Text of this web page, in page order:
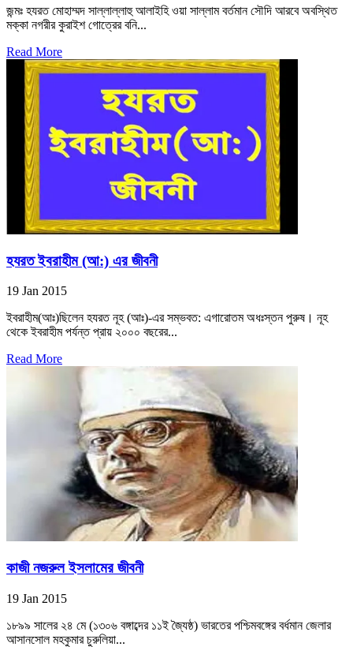
জন্মঃ হযরত মোহাম্মদ সাল্লাল্লাহু আলাইহি ওয়া সাল্লাম বর্তমান সৌদি আরবে অবস্থিত
মক্কা নগরীর কুরাইশ গোত্রের বনি...
Read More
হযরত ইবরাহীম (আ:) এর জীবনী
19 Jan 2015
ইবরাহীম(আঃ)ছিলেন হযরত নূহ (আঃ)-এর সম্ভবত: এগারোতম অধঃস্তন পুরুষ। নূহ
থেকে ইবরাহীম পর্যন্ত প্রায় ২০০০ বছরের...
Read More
কাজী নজরুল ইসলামের জীবনী
19 Jan 2015
১৮৯৯ সালের ২৪ মে (১৩০৬ বঙ্গাব্দের ১১ই জ্যৈষ্ঠ) ভারতের পশ্চিমবঙ্গের বর্ধমান জেলার
আসানসোল মহকুমার চুরুলিয়া...